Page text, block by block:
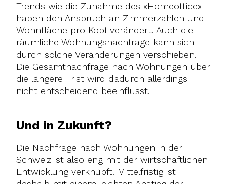
Trends wie die Zunahme des «Homeoffice»
haben den Anspruch an Zimmerzahlen und
Wohnfläche pro Kopf verändert. Auch die
räumliche Wohnungsnachfrage kann sich
durch solche Veränderungen verschieben.
Die Gesamtnachfrage nach Wohnungen über
die längere Frist wird dadurch allerdings
nicht entscheidend beeinflusst.
Und in Zukunft?
Die Nachfrage nach Wohnungen in der
Schweiz ist also eng mit der wirtschaftlichen
Entwicklung verknüpft. Mittelfristig ist